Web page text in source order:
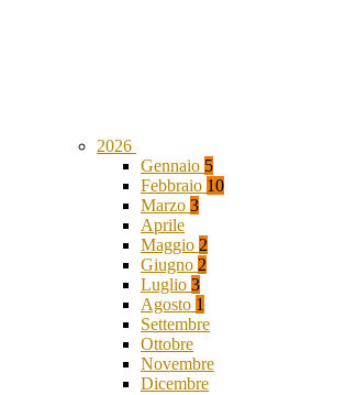
2026
Gennaio 5
Febbraio 10
Marzo 3
Aprile
Maggio 2
Giugno 2
Luglio 3
Agosto 1
Settembre
Ottobre
Novembre
Dicembre